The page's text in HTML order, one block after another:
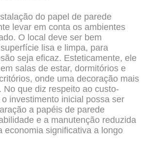
do papel de parede
levar em conta os ambientes
O local deve ser bem
lisa e limpa, para
seja eficaz. Esteticamente, ele
salas de estar, dormitórios e
onde uma decoração mais
No que diz respeito ao custo-
investimento inicial possa ser
a papéis de parede
e a manutenção reduzida
economia significativa a longo